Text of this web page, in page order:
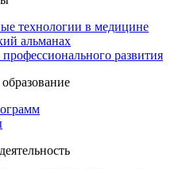
технологии в медицине
альманах
развития